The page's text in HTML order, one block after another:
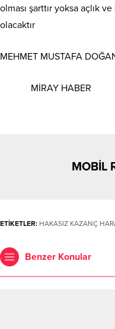
olması şarttır yoksa açlık
olacaktır
MEHMET MUSTAFA
MİRAY HABER
MOBİL
ETİKETLER: HAKASIZ KAZANÇ
Benzer Konular